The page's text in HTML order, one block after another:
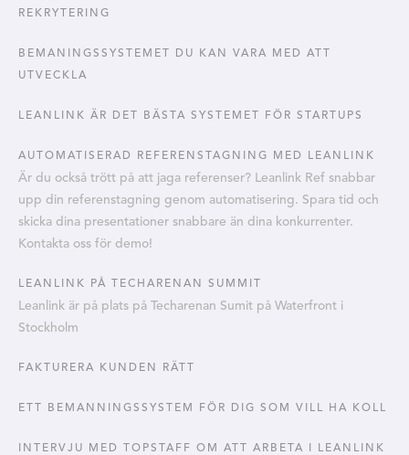
REKRYTERING
BEMANINGSSYSTEMET DU KAN VARA MED ATT
UTVECKLA
LEANLINK ÄR DET BÄSTA SYSTEMET FÖR STARTUPS
AUTOMATISERAD REFERENSTAGNING MED LEANLINK
Är du också trött på att jaga referenser? Leanlink Ref snabbar
upp din referenstagning genom automatisering. Spara tid och
skicka dina presentationer snabbare än dina konkurrenter.
Kontakta oss för demo!
LEANLINK PÅ TECHARENAN SUMMIT
Leanlink är på plats på Techarenan Sumit på Waterfront i
Stockholm
FAKTURERA KUNDEN RÄTT
ETT BEMANNINGSSYSTEM FÖR DIG SOM VILL HA KOLL
INTERVJU MED TOPSTAFF OM ATT ARBETA I LEANLINK